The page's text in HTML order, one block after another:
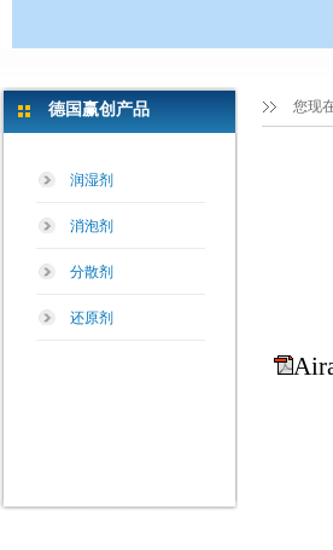
德国赢创产品
润湿剂
消泡剂
分散剂
还原剂
您现